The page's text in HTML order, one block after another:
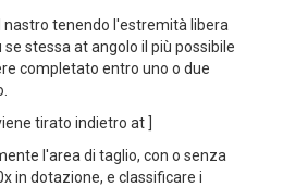
nastro tenendo l'estremità libera
stessa at angolo il più possibile
completato entro uno o due
tirato indietro at ]
l'area di taglio, con o senza
in dotazione, e classificare i